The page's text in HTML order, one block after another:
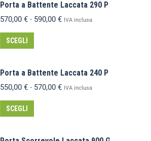
Porta a Battente Laccata 290 P
570,00 € - 590,00 € IVA inclusa
SCEGLI
Porta a Battente Laccata 240 P
550,00 € - 570,00 € IVA inclusa
SCEGLI